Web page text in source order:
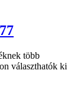
több
választhatók ki